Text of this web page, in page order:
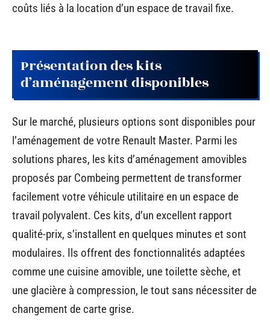
coûts liés à la location d’un espace de travail fixe.
Présentation des kits
d’aménagement disponibles
Sur le marché, plusieurs options sont disponibles pour
l’aménagement de votre Renault Master. Parmi les
solutions phares, les kits d’aménagement amovibles
proposés par Combeing permettent de transformer
facilement votre véhicule utilitaire en un espace de
travail polyvalent. Ces kits, d’un excellent rapport
qualité-prix, s’installent en quelques minutes et sont
modulaires. Ils offrent des fonctionnalités adaptées
comme une cuisine amovible, une toilette sèche, et
une glacière à compression, le tout sans nécessiter de
changement de carte grise.